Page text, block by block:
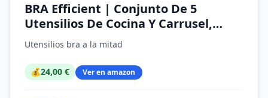
BRA Efficient | Conjunto De 5
Utensilios De Cocina Y Carrusel,
Acero INOX, Nailon y Silicona,
Utensilios bra a la mitad
💰24,00 € Ver en amazon